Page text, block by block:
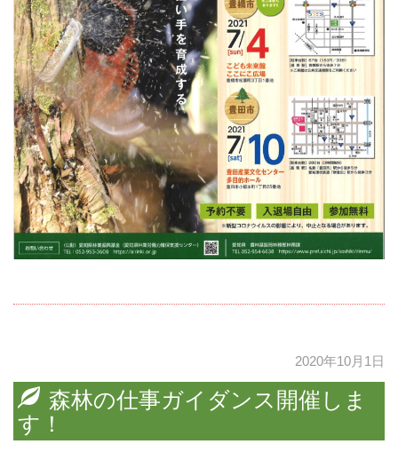
2020年10月1日
森林の仕事ガイダンス開催しま
す！